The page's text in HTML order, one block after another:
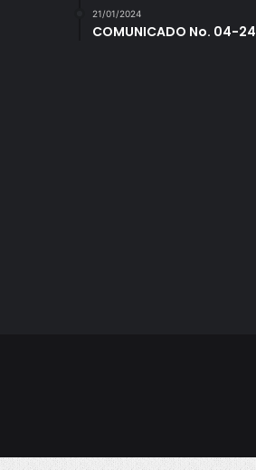
21/01/2024
COMUNICADO No. 04-24